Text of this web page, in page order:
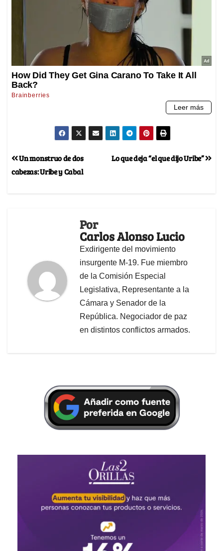
Lo que deja “el que dijo Uribe”
Un monstruo de dos
cabezas: Uribe y Cabal
Por
Carlos Alonso Lucio
Exdirigente del movimiento
insurgente M-19. Fue miembro
de la Comisión Especial
Legislativa, Representante a la
Cámara y Senador de la
República. Negociador de paz
en distintos conflictos armados.